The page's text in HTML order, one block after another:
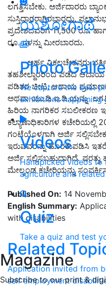
ಯಶೋಗಾಥೆ
Photo
We capture the best
exhibitions happening
Videos
Handpicked videos to
agriculture and
Quiz
Take a quiz and test
Magazine
Subscribe to our print &
ಲಗತ್ತಿಸಬೇಕು. ಅರ್ಜಿದಾರರು
ಸುಸ್ತಿದಾರರಾಗಿರಬಾರದು.
ಪ್ರದೇಶದವರಿಗೆ 11,500 ರೂ.
ರೂ. ಗಳನ್ನು ಮೀರಬಾರದು.
ಅರ್ಹ ವಿಕಲಚೇತನರು
ತಹಶೀಲ್ದಾರರಿಂದ ಪಡೆದ
ಪಡಿತರ ಚೀಟಿ, ಆದಾಯ
ಅಥವಾ ಯು.ಡಿ.ಐ.ಡಿ.ಯನ್ನು
ಹಿರಿಯ ನಾಗರಿಕರ ಸಬಲೀಕರಣ
ಕಲ್ಯಾಣಾಧಿಕಾರಿಗಳ
ಗಂಟೆಯೊಳಗಾಗಿ ಅರ್ಜಿ
ಇರುವವರನ್ನು ಹೊರತುಪಡಿಸಿ
ಅರ್ಜಿ ಸಲ್ಲಿಸಬಹುದಾಗಿದೆ.
ಮೇಲ್ಕಂಡ ಕಚೇರಿಯನ್ನು
Published On: 14
English Summary:
with disabilities
Related
Application invited from
self employment